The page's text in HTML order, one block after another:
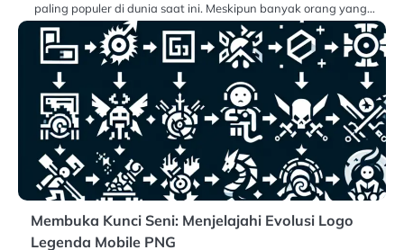
paling populer di dunia saat ini. Meskipun banyak orang yang…
Membuka Kunci Seni: Menjelajahi Evolusi Logo
Legenda Mobile PNG